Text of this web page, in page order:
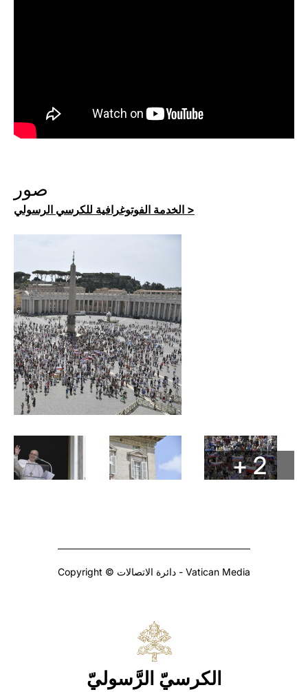
صور
الخدمة الفوتوغرافية للكرسي الرسولي >
+ 2
Copyright © دائرة الاتصالات - Vatican Media
الكرسيّ الرَّسوليّ